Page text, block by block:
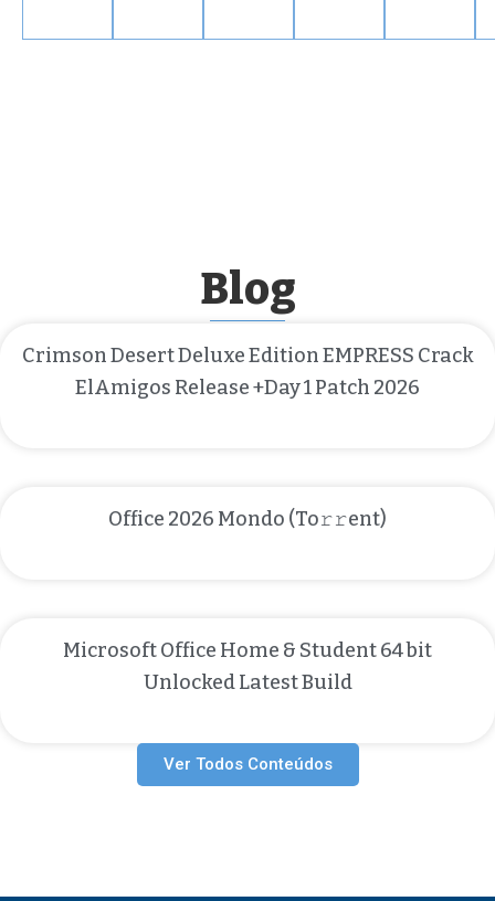
Blog
Crimson Desert Deluxe Edition EMPRESS Crack
ElAmigos Release +Day 1 Patch 2026
Office 2026 Mondo (To𝚛𝚛еnt)
Microsoft Office Home & Student 64 bit
Unlocked Latest Build
Ver Todos Conteúdos